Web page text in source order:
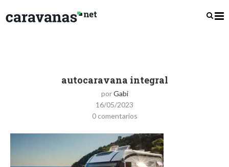
autocaravana integral
porGabi
16/05/2023
0 comentarios